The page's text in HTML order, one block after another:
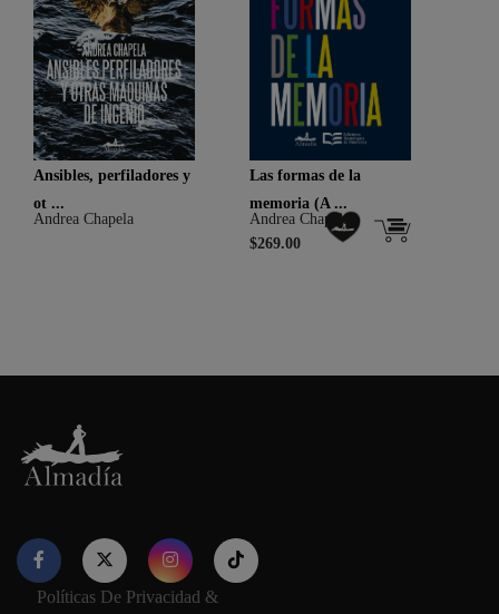
Ansibles, perfiladores y
ot ...
Andrea Chapela
Las formas de la
memoria (A ...
Andrea Chapela
$269.00
Nuestro sitio web utiliza cookies para proporcionar su
Políticas De Privacidad &